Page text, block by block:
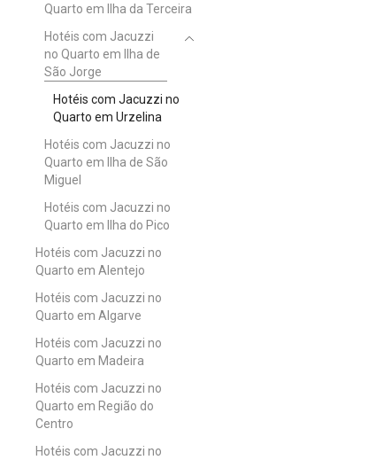
Quarto em Ilha da Terceira
Hotéis com Jacuzzi
no Quarto em Ilha de
São Jorge
Hotéis com Jacuzzi no
Quarto em Urzelina
Hotéis com Jacuzzi no
Quarto em Ilha de São
Miguel
Hotéis com Jacuzzi no
Quarto em Ilha do Pico
Hotéis com Jacuzzi no
Quarto em Alentejo
Hotéis com Jacuzzi no
Quarto em Algarve
Hotéis com Jacuzzi no
Quarto em Madeira
Hotéis com Jacuzzi no
Quarto em Região do
Centro
Hotéis com Jacuzzi no